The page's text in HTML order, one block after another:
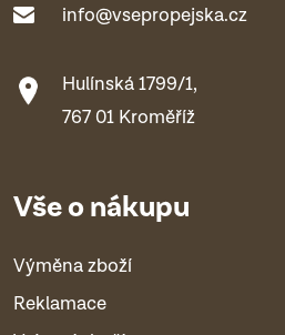
info@vsepropejska.cz
Hulínská 1799/1,
767 01 Kroměříž
Vše o nákupu
Výměna zboží
Reklamace